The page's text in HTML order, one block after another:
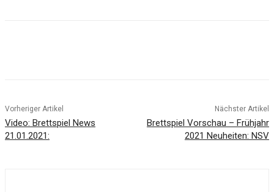
Vorheriger Artikel
Video: Brettspiel News
21.01.2021:
Nächster Artikel
Brettspiel Vorschau – Frühjahr
2021 Neuheiten: NSV